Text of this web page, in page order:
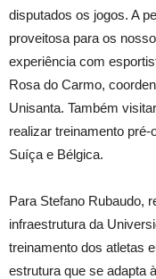
disputados os jogos. A
proveitosa para os
experiência com
Rosa do Carmo,
Unisanta. Também
realizar treinamento
Suíça e Bélgica.
Para Stefano Rubaudo,
infraestrutura da
treinamento dos atletas
estrutura que se adapta